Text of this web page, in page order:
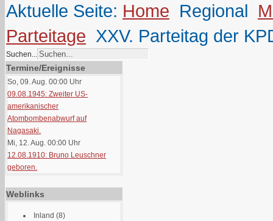
Aktuelle Seite: Home Regional
Parteitage XXV. Parteitag der
Suchen...
Termine/Ereignisse
So, 09. Aug. 00:00 Uhr
09.08.1945: Zweiter US-
amerikanischer
Atombombenabwurf auf
Nagasaki.
Mi, 12. Aug. 00:00 Uhr
12.08.1910: Bruno Leuschner
geboren.
Weblinks
Inland (8)